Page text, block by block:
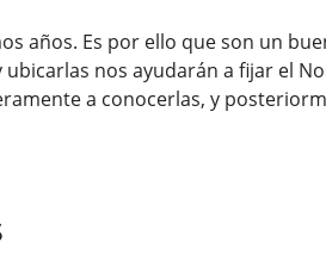
años. Es por ello que son un
nos ayudarán a fijar el
a conocerlas, y